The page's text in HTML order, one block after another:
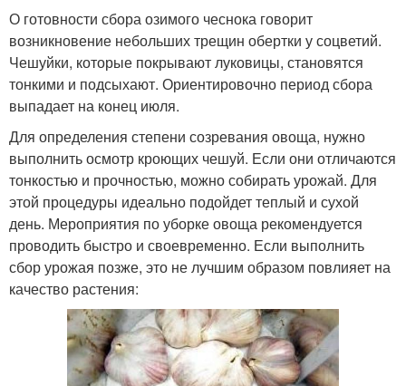
О готовности сбора озимого чеснока говорит
возникновение небольших трещин обертки у соцветий.
Чешуйки, которые покрывают луковицы, становятся
тонкими и подсыхают. Ориентировочно период сбора
выпадает на конец июля.
Для определения степени созревания овоща, нужно
выполнить осмотр кроющих чешуй. Если они отличаются
тонкостью и прочностью, можно собирать урожай. Для
этой процедуры идеально подойдет теплый и сухой
день. Мероприятия по уборке овоща рекомендуется
проводить быстро и своевременно. Если выполнить
сбор урожая позже, это не лучшим образом повлияет на
качество растения: